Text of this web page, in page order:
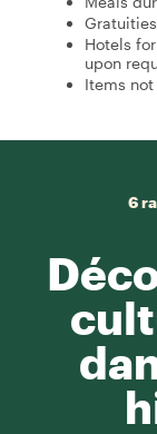
Gratuities
Hotels
upon
Items
6